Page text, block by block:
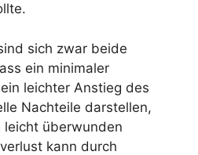
sich zwar beide
ein minimaler
leichter Anstieg des
Nachteile darstellen,
leicht überwunden
kann durch